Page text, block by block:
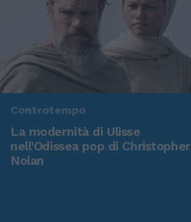
Controtempo
La modernità di Ulisse
nell'Odissea pop di Christopher
Nolan